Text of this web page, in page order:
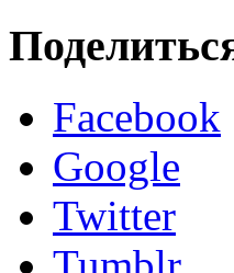
Facebook
Google
Twitter